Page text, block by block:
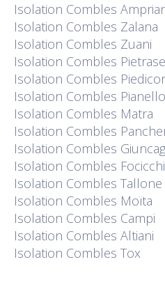
Isolation Combles
Isolation Combles Zalana
Isolation Combles Zuani
Isolation Combles
Isolation Combles
Isolation Combles Pianello
Isolation Combles Matra
Isolation Combles
Isolation Combles
Isolation Combles
Isolation Combles Tallone
Isolation Combles Moïta
Isolation Combles Campi
Isolation Combles Altiani
Isolation Combles Tox